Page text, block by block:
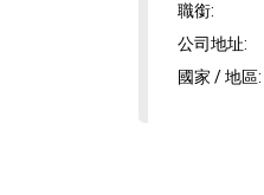
職銜:
公司地址:
國家 / 地區: